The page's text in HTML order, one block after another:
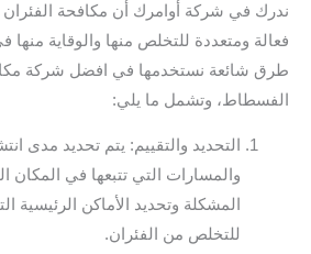
ندرك في شركة أوامرك أن مكافحة الفئران
فعالة ومتعددة للتخلص منها والوقاية
طرق شائعة نستخدمها في افضل شركة
الفسطاط، وتشمل ما يلي:
التحديد والتقييم: يتم تحديد مدى
والمسارات التي تتبعها في المكان
المشكلة وتحديد الأماكن الرئيسية
للتخلص من الفئران.